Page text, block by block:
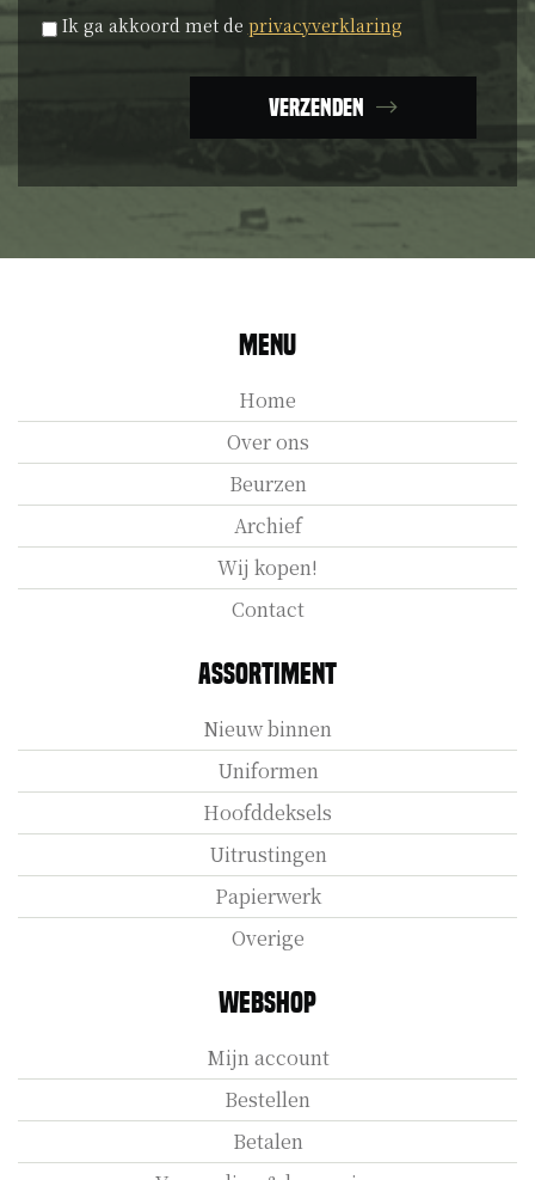
Privacyverklaring *
Ik ga akkoord met de privacyverklaring
Verzenden
Menu
Home
Over ons
Beurzen
Archief
Wij kopen!
Contact
Assortiment
Nieuw binnen
Uniformen
Hoofddeksels
Uitrustingen
Papierwerk
Overige
Webshop
Mijn account
Bestellen
Betalen